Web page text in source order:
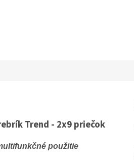
Trend - 2x9 priečok
použitie